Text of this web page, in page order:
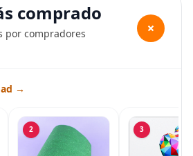
comprado
por compradores
+
→
2 3